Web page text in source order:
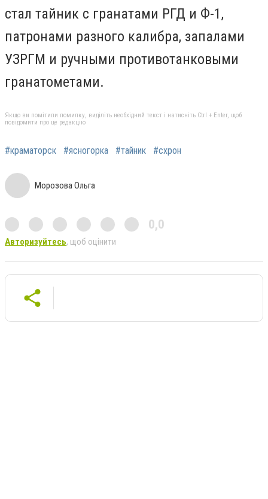
стал тайник с гранатами РГД и Ф-1,
патронами разного калибра, запалами
УЗРГМ и ручными противотанковыми
гранатометами.
Якщо ви помітили помилку, виділіть необхідний текст і натисніть Ctrl + Enter, щоб
повідомити про це редакцію
#краматорск #ясногорка #тайник #схрон
Морозова Ольга
0,0
Авторизуйтесь, щоб оцінити